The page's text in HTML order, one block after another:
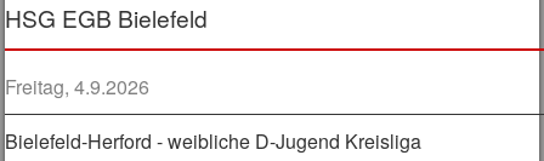
HSG EGB Bielefeld
Freitag, 4.9.2026
Bielefeld-Herford - weibliche D-Jugend Kreisliga